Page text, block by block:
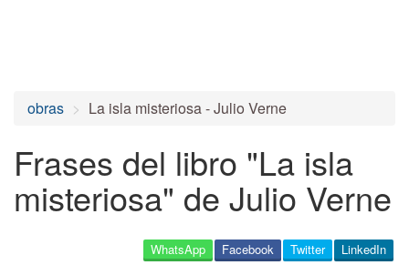
obras La isla misteriosa - Julio Verne
Frases del libro "La isla
misteriosa" de Julio Verne
LinkedIn
Twitter
Facebook
WhatsApp